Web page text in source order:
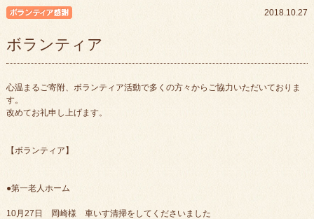
2018.10.27
ボランティア
心温まるご寄附、ボランティア活動で多くの方々からご協力いただいておりま
す。
改めてお礼申し上げます。
【ボランティア】
●第一老人ホーム
10月27日 岡崎様 車いす清掃をしてくださいました